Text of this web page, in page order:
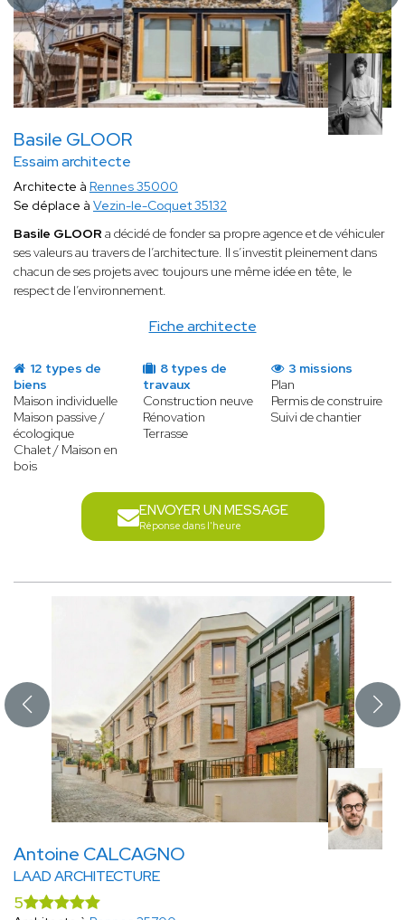
Basile GLOOR
Essaim architecte
Fiche architecte
Architecte à Rennes 35000
Se déplace à Vezin-le-Coquet 35132
Basile GLOOR a décidé de fonder sa propre agence et de véhiculer
ses valeurs au travers de l’architecture. Il s’investit pleinement dans
chacun de ses projets avec toujours une même idée en tête, le
respect de l’environnement.
12 types de
biens
Maison individuelle
Maison passive /
écologique
Chalet / Maison en
bois
8 types de
travaux
Construction neuve
Rénovation
Terrasse
3 missions
Plan
Permis de construire
Suivi de chantier
ENVOYER UN MESSAGE
Réponse dans l'heure
Antoine CALCAGNO
LAAD ARCHITECTURE
5